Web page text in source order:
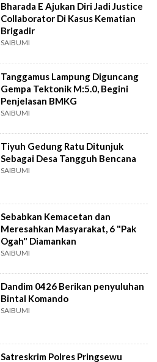
Bharada E Ajukan Diri Jadi Justice
Collaborator Di Kasus Kematian
Brigadir
SAIBUMI
Tanggamus Lampung Diguncang
Gempa Tektonik M:5.0, Begini
Penjelasan BMKG
SAIBUMI
Tiyuh Gedung Ratu Ditunjuk
Sebagai Desa Tangguh Bencana
SAIBUMI
Sebabkan Kemacetan dan
Meresahkan Masyarakat, 6 "Pak
Ogah" Diamankan
SAIBUMI
Dandim 0426 Berikan penyuluhan
Bintal Komando
SAIBUMI
Satreskrim Polres Pringsewu